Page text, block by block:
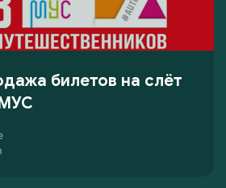
билетов на слёт